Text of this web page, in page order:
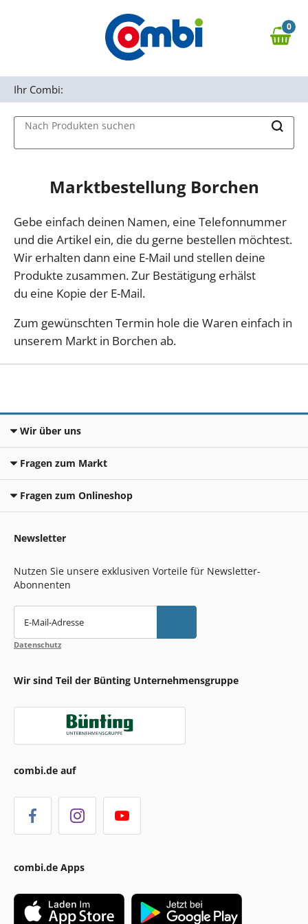
Zur Navigation springen
0,00 €
0
Nach Produkten suchen
Ihr Combi:
Marktbestellung Borchen
Gebe einfach deinen Namen, eine Telefonnummer
und die Artikel ein, die du gerne bestellen möchtest.
Wir erhalten dann eine E-Mail und stellen deine
Produkte zusammen. Zur Bestätigung erhälst
du eine Kopie der E-Mail.
Zum gewünschten Termin hole die Waren einfach in
unserem Markt in Borchen ab.
Wir über uns
Fragen zum Markt
Fragen zum Onlineshop
Newsletter
Nutzen Sie unsere exklusiven Vorteile für Newsletter-
Abonnenten
E-Mail-Adresse
Datenschutz
Wir sind Teil der Bünting Unternehmensgruppe
combi.de auf
combi.de Apps